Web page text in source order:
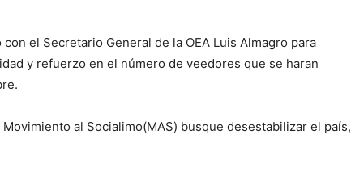
el Secretario General de la OEA Luis Almagro para
y refuerzo en el número de veedores que se haran
al Socialimo(MAS) busque desestabilizar el país,